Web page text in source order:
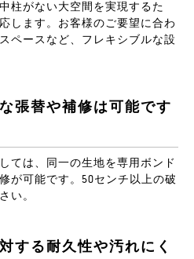
柱がない大空間を実現するた
します。お客様のご要望に合わ
ペースなど、フレキシブルな設
張替や補修は可能です
ては、同一の生地を専用ボンド
が可能です。50センチ以上の破
い。
する耐久性や汚れにく